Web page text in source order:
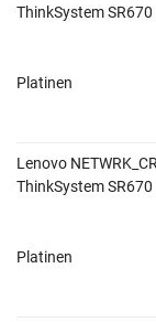
ThinkSystem SR670
Platinen
Lenovo
ThinkSystem SR670
Platinen